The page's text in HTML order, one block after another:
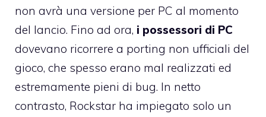
non avrà una versione per PC al momento
del lancio. Fino ad ora, i possessori di PC
dovevano ricorrere a porting non ufficiali del
gioco, che spesso erano mal realizzati ed
estremamente pieni di bug. In netto
contrasto, Rockstar ha impiegato solo un